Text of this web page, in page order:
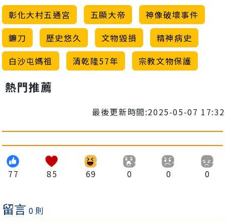
彰化大村五通宮 五顯大帝
神像破壞事件
鐮刀
歷史悠久 文物毀損
精神病史
白沙屯媽祖
清乾隆57年 宗教文物保護
熱門推薦
最後更新時間:2025-05-07 17:32
77 85 69 0 0 0